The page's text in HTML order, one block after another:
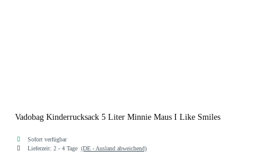
Vadobag Kinderrucksack 5 Liter Minnie Maus I Like Smiles
Sofort verfügbar
Lieferzeit: 2 - 4 Tage (DE - Ausland abweichend)